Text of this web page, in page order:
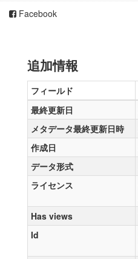
Facebook
追加情報
フィールド
最終更新日
メタデータ最終更新日時
作成日
データ形式
ライセンス
Has views
Id